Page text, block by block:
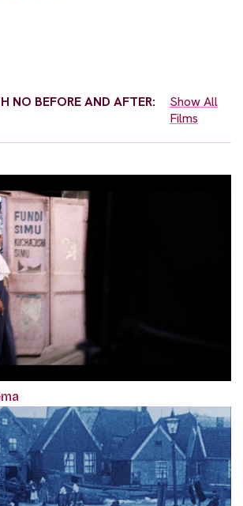
NO BEFORE AND AFTER:
Show All
Films